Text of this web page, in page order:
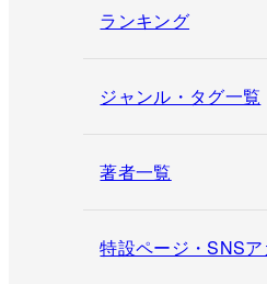
ランキング
ジャンル・タグ一覧
著者一覧
特設ページ・SNS